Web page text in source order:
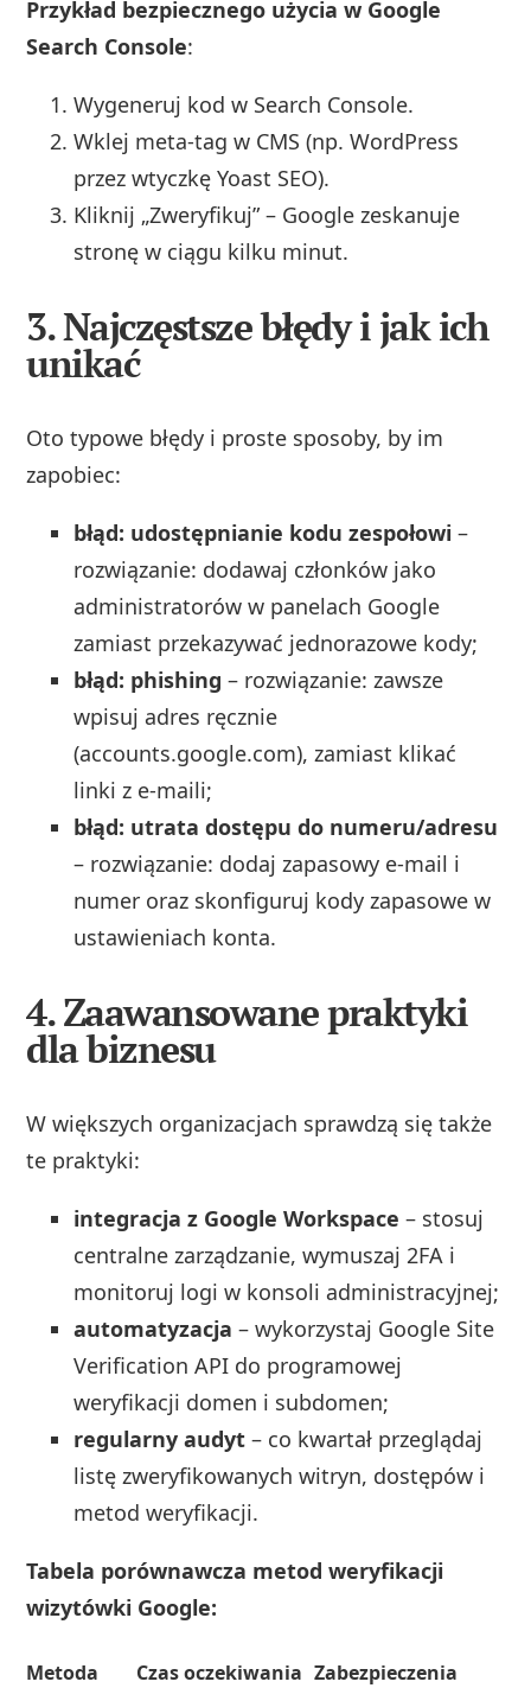
Przykład bezpiecznego użycia w Google
Search Console:
Wygeneruj kod w Search Console.
Wklej meta‑tag w CMS (np. WordPress
przez wtyczkę Yoast SEO).
Kliknij „Zweryfikuj” – Google zeskanuje
stronę w ciągu kilku minut.
3. Najczęstsze błędy i jak ich
unikać
Oto typowe błędy i proste sposoby, by im
zapobiec:
błąd: udostępnianie kodu zespołowi –
rozwiązanie: dodawaj członków jako
administratorów w panelach Google
zamiast przekazywać jednorazowe kody;
błąd: phishing – rozwiązanie: zawsze
wpisuj adres ręcznie
(accounts.google.com), zamiast klikać
linki z e‑maili;
błąd: utrata dostępu do numeru/adresu
– rozwiązanie: dodaj zapasowy e‑mail i
numer oraz skonfiguruj kody zapasowe w
ustawieniach konta.
4. Zaawansowane praktyki
dla biznesu
W większych organizacjach sprawdzą się także
te praktyki:
integracja z Google Workspace – stosuj
centralne zarządzanie, wymuszaj 2FA i
monitoruj logi w konsoli administracyjnej;
automatyzacja – wykorzystaj Google Site
Verification API do programowej
weryfikacji domen i subdomen;
regularny audyt – co kwartał przeglądaj
listę zweryfikowanych witryn, dostępów i
metod weryfikacji.
Tabela porównawcza metod weryfikacji
wizytówki Google:
Metoda Czas oczekiwania Zabezpieczenia